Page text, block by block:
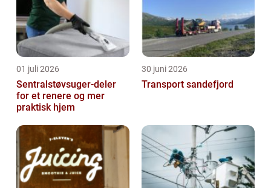
01 juli 2026
Sentralstøvsuger-deler
for et renere og mer
praktisk hjem
30 juni 2026
Transport sandefjord